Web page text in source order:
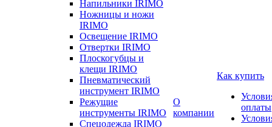
Напильники IRIMO
Ножницы и ножи
IRIMO
Освещение IRIMO
Отвертки IRIMO
Плоскогубцы и
клещи IRIMO
Пневматический
инструмент IRIMO
Режущие
инструменты IRIMO
Спецодежда IRIMO
О
компании
Как купить
оплаты